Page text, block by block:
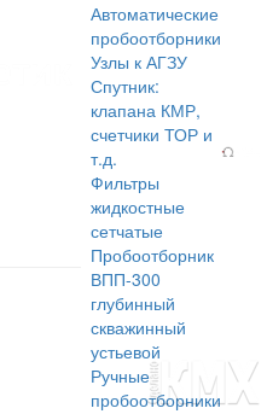
Автоматические
пробоотборники
Узлы к АГЗУ
Спутник:
клапана КМР,
счетчики ТОР и
т.д.
Фильтры
жидкостные
сетчатые
Пробоотборник
ВПП-300
глубинный
скважинный
устьевой
Ручные
пробоотборники